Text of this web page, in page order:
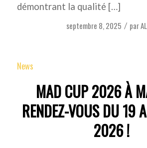
démontrant la qualité […]
septembre 8, 2025 / par
News
MAD CUP 2026 À
RENDEZ-VOUS DU 19
2026 !